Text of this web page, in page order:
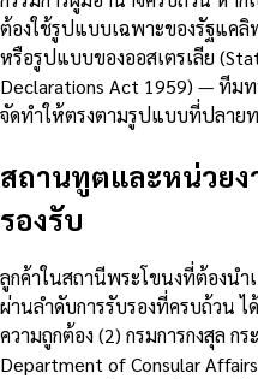
ต้องใช้รูปแบบเฉพาะของรัฐแคลิ
หรือรูปแบบของออสเตรเลีย
Declarations Act 1959) — ทีม
จัดทำให้ตรงตามรูปแบบที่ปลายท
สถานทูตและหน่วยง
รองรับ
ลูกค้าในสถานีพระโขนงที่ต้องนำ
ผ่านลำดับการรับรองที่ครบถ้วน ไ
ความถูกต้อง (2) กรมการกงสุล ก
Department of Consular